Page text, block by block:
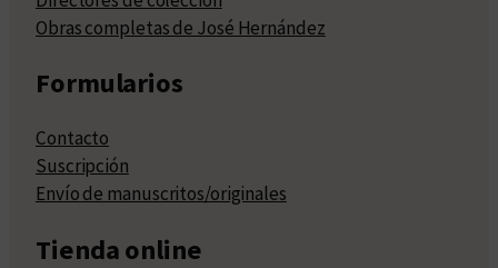
Obras completas de José Hernández
Formularios
Contacto
Suscripción
Envío de manuscritos/originales
Tienda online